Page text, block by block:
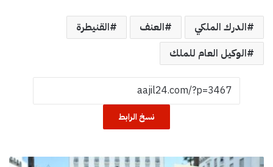
الدرك الملكي العنف
القنيطرة
الوكيل العام للملك
نسخ الرابط
ف